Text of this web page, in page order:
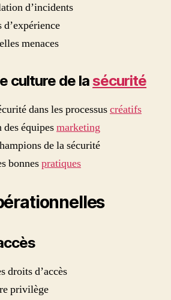
d’incidents
d’expérience
menaces
culture de lasécurité
dans les processuscréatifs
équipesmarketing
de la sécurité
bonnespratiques
droits d’accès
privilège